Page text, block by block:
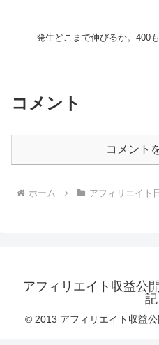
発生どこまで伸びるか。400
コメント
コメント
ホーム アフィリエイト
アフィリエイト収益公
記
© 2013 アフィリエイト収益